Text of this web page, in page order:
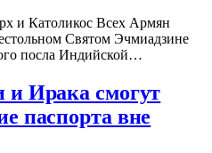
и Католикос Всех Армян
Святом Эчмиадзине
посла Индийской…
Ирака смогут
паспорта вне